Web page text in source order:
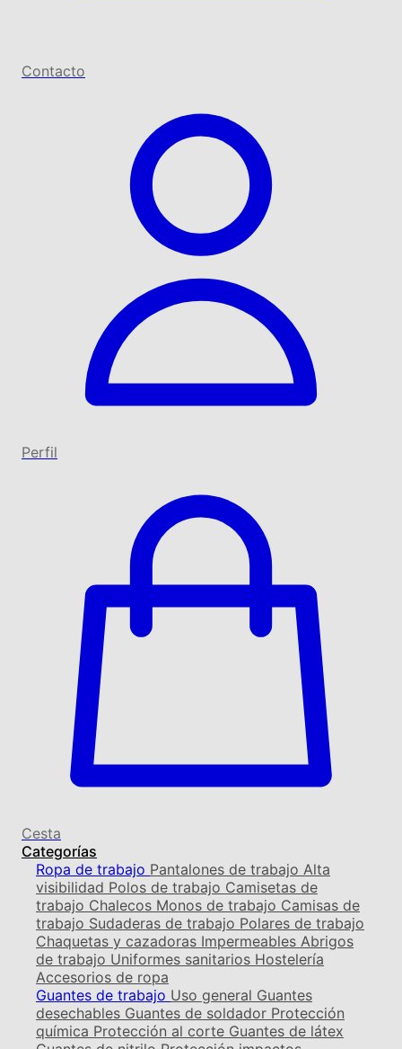
Contacto
Perfil
Cesta
Categorías
Ropa de trabajo Pantalones de trabajo Alta
visibilidad Polos de trabajo Camisetas de
trabajo Chalecos Monos de trabajo Camisas de
trabajo Sudaderas de trabajo Polares de trabajo
Chaquetas y cazadoras Impermeables Abrigos
de trabajo Uniformes sanitarios Hostelería
Accesorios de ropa
Guantes de trabajo Uso general Guantes
desechables Guantes de soldador Protección
química Protección al corte Guantes de látex